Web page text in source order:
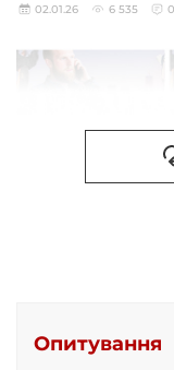
02.01.26 6 535 0
Опитування